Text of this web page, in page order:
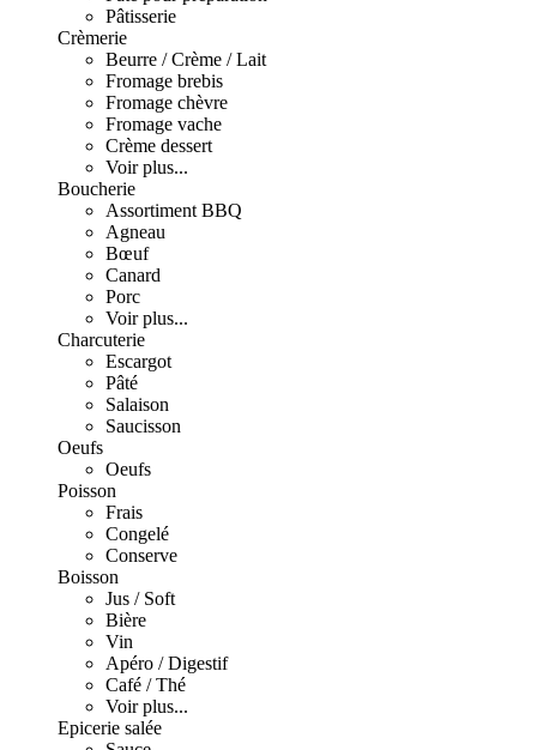
Pâtisserie
Crèmerie
Beurre / Crème / Lait
Fromage brebis
Fromage chèvre
Fromage vache
Crème dessert
Voir plus...
Boucherie
Assortiment BBQ
Agneau
Bœuf
Canard
Porc
Voir plus...
Charcuterie
Escargot
Pâté
Salaison
Saucisson
Oeufs
Oeufs
Poisson
Frais
Congelé
Conserve
Boisson
Jus / Soft
Bière
Vin
Apéro / Digestif
Café / Thé
Voir plus...
Epicerie salée